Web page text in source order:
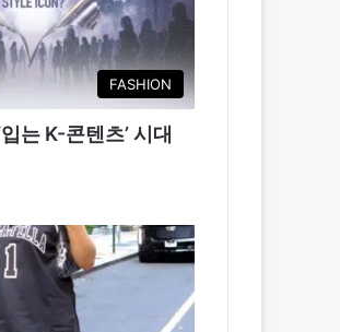
FASHION
는 K-콘텐츠’ 시대